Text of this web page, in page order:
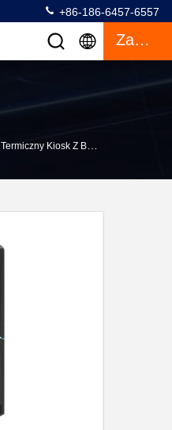
+86-186-6457-6557
Zacytować
Termiczny Kiosk Z Biletami Do Drukarki 80 Mm